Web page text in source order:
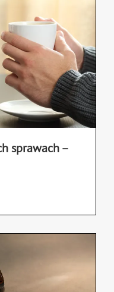
sprawach –